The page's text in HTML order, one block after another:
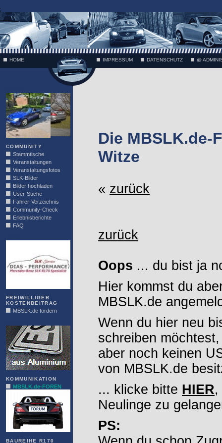
;
HOME IMPRESSUM DATENSCHUTZ @
COMMUNITY
Stammtische
Veranstaltungen
Veranstaltungsfotos
SLK-Bilder
Bilder hochladen
User-Suche
Fahrer-Verzeichnis
Community-Check
Erlebnisberichte
FAQ
FREIWILLIGER
KOSTENBEITRAG
MBSLK.de fördern
KOMMUNIKATION
MBSLK.de-FOREN
BAUREIHE R170
Die MBSLK.de-
Witze
« zurück
zurück
Oops ... du bist ja
Hier kommst du
MBSLK.de
Wenn du hier neu
schreiben möchtest,
aber noch keinen
von MBSLK.de
... klicke bitte HIER,
Neulinge zu
PS: